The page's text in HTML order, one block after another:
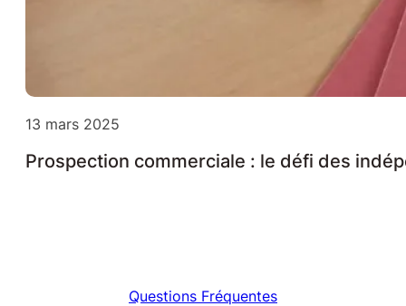
13 mars 2025
Prospection commerciale : le défi des
Questions Fréquentes